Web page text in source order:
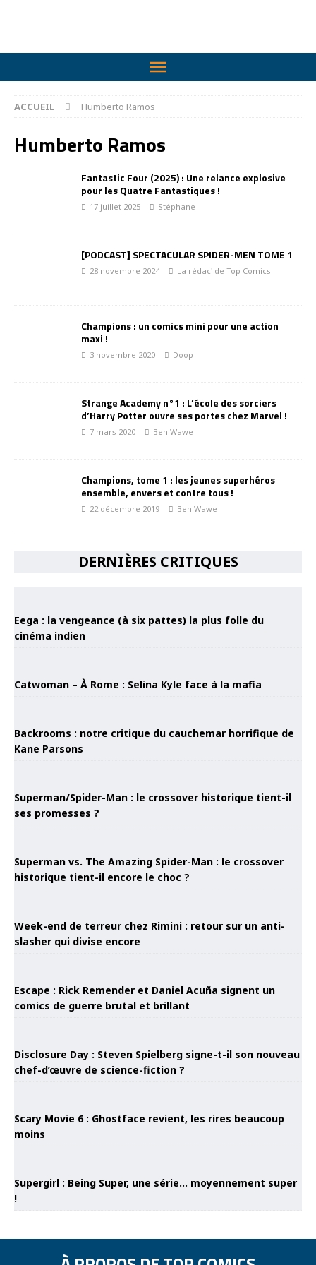
ACCUEIL Humberto Ramos
Humberto Ramos
Fantastic Four (2025) : Une relance explosive
pour les Quatre Fantastiques !
17 juillet 2025 Stéphane
[PODCAST] SPECTACULAR SPIDER-MEN TOME 1
28 novembre 2024 La rédac' de Top Comics
Champions : un comics mini pour une action
maxi !
3 novembre 2020 Doop
Strange Academy n°1 : L’école des sorciers
d’Harry Potter ouvre ses portes chez Marvel !
7 mars 2020 Ben Wawe
Champions, tome 1 : les jeunes superhéros
ensemble, envers et contre tous !
22 décembre 2019 Ben Wawe
DERNIÈRES CRITIQUES
Eega : la vengeance (à six pattes) la plus folle du
cinéma indien
Catwoman – À Rome : Selina Kyle face à la mafia
Backrooms : notre critique du cauchemar horrifique de
Kane Parsons
Superman/Spider-Man : le crossover historique tient-il
ses promesses ?
Superman vs. The Amazing Spider-Man : le crossover
historique tient-il encore le choc ?
Week-end de terreur chez Rimini : retour sur un anti-
slasher qui divise encore
Escape : Rick Remender et Daniel Acuña signent un
comics de guerre brutal et brillant
Disclosure Day : Steven Spielberg signe-t-il son nouveau
chef-d’œuvre de science-fiction ?
Scary Movie 6 : Ghostface revient, les rires beaucoup
moins
Supergirl : Being Super, une série… moyennement super
!